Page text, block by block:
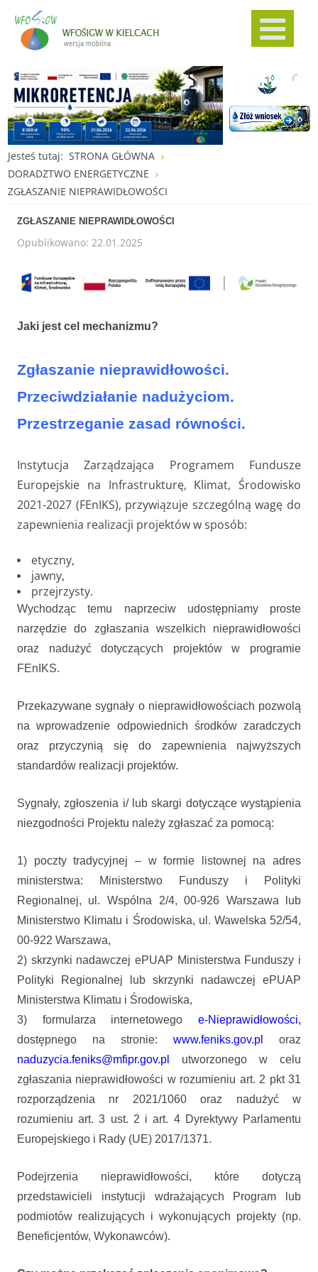
Jesteś tutaj:STRONA GŁÓWNA
DORADZTWO ENERGETYCZNE
ZGŁASZANIE NIEPRAWIDŁOWOŚCI
ZGŁASZANIE NIEPRAWIDŁOWOŚCI
Opublikowano: 22.01.2025
Jaki jest cel mechanizmu?
Zgłaszanie nieprawidłowości.
Przeciwdziałanie nadużyciom.
Przestrzeganie zasad równości.
Instytucja Zarządzająca Programem Fundusze
Europejskie na Infrastrukturę, Klimat, Środowisko
2021-2027 (FEnIKS), przywiązuje szczególną wagę do
zapewnienia realizacji projektów w sposób:
etyczny,
jawny,
przejrzysty.
Wychodząc temu naprzeciw udostępniamy proste
narzędzie do zgłaszania wszelkich nieprawidłowości
oraz nadużyć dotyczących projektów w programie
FEnIKS.
Przekazywane sygnały o nieprawidłowościach pozwolą
na wprowadzenie odpowiednich środków zaradczych
oraz przyczynią się do zapewnienia najwyższych
standardów realizacji projektów.
Sygnały, zgłoszenia i/ lub skargi dotyczące wystąpienia
niezgodności Projektu należy zgłaszać za pomocą:
1) poczty tradycyjnej – w formie listownej na adres
ministerstwa: Ministerstwo Funduszy i Polityki
Regionalnej, ul. Wspólna 2/4, 00-926 Warszawa lub
Ministerstwo Klimatu i Środowiska, ul. Wawelska 52/54,
00-922 Warszawa,
2) skrzynki nadawczej ePUAP Ministerstwa Funduszy i
Polityki Regionalnej lub skrzynki nadawczej ePUAP
Ministerstwa Klimatu i Środowiska,
3) formularza internetowego
e-Nieprawidłowości,
dostępnego na stronie: www.feniks.gov.pl
oraz
naduzycia.feniks@mfipr.gov.pl
utworzonego w celu
zgłaszania nieprawidłowości w rozumieniu art. 2 pkt 31
rozporządzenia nr 2021/1060 oraz nadużyć w
rozumieniu art. 3 ust. 2 i art. 4 Dyrektywy Parlamentu
Europejskiego i Rady (UE) 2017/1371.
Podejrzenia nieprawidłowości, które dotyczą
przedstawicieli instytucji wdrażających Program lub
podmiotów realizujących i wykonujących projekty (np.
Beneficjentów, Wykonawców).